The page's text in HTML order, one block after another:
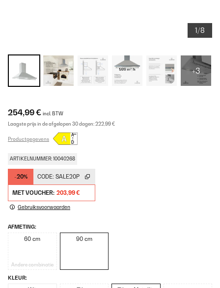
1/8
+3
254,99 € incl. BTW
Laagste prijs in de afgelopen 30 dagen:222,99 €
Productgegevens
ARTIKELNUMMER: 10040268
-20% CODE: SALE20P
MET VOUCHER: 203,99 €
Gebruiksvoorwaarden
AFMETING:
60 cm
Andere combinatie
90 cm
KLEUR: